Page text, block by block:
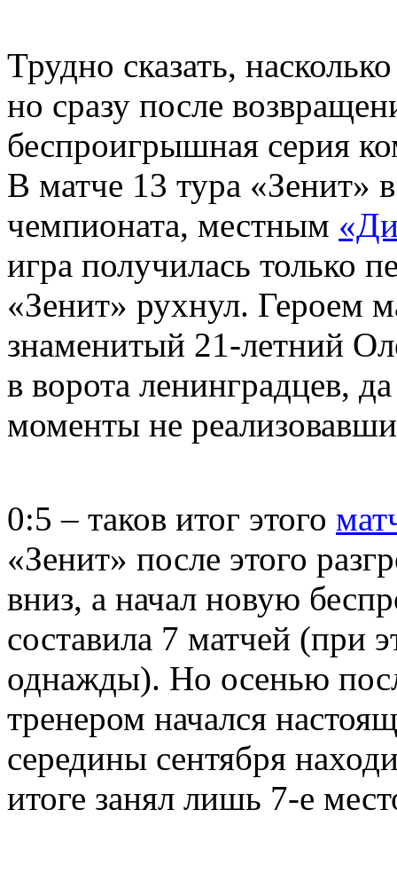
Трудно сказать,
но сразу после
беспроигрышная серия
В матче 13 тура «Зенит»
чемпионата, местным
игра получилась только
«Зенит» рухнул. Героем
знаменитый 21-летний
в ворота ленинградцев,
моменты не
0:5 – таков итог этого
«Зенит» после этого
вниз, а начал новую
составила 7 матчей (при
однажды). Но осенью
тренером начался
середины сентября
итоге занял лишь 7-е